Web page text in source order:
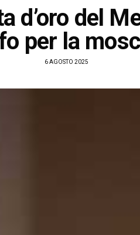
d’oro del
per la
6 AGOSTO 2025